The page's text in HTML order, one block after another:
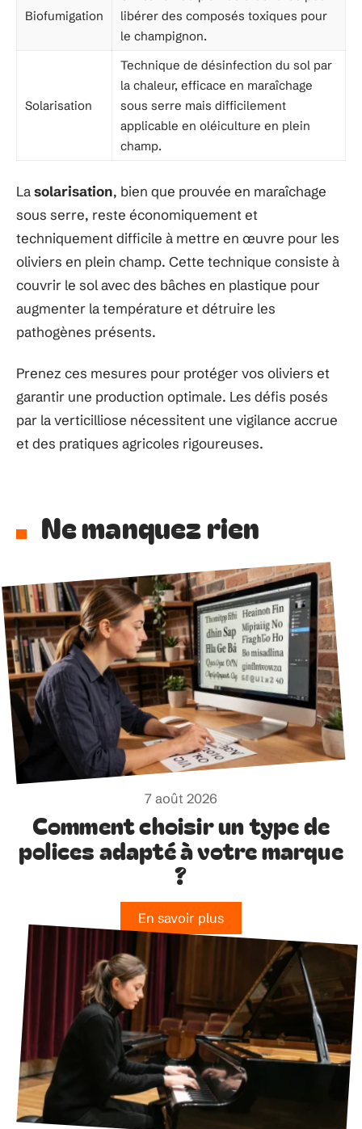
Biofumigation
libérer des composés toxiques pour
le champignon.
Solarisation
Technique de désinfection du sol par
la chaleur, efficace en maraîchage
sous serre mais difficilement
applicable en oléiculture en plein
champ.
Lasolarisation, bien que prouvée en maraîchage
sous serre, reste économiquement et
techniquement difficile à mettre en œuvre pour les
oliviers en plein champ. Cette technique consiste à
couvrir le sol avec des bâches en plastique pour
augmenter la température et détruire les
pathogènes présents.
Prenez ces mesures pour protéger vos oliviers et
garantir une production optimale. Les défis posés
par la verticilliose nécessitent une vigilance accrue
et des pratiques agricoles rigoureuses.
Ne manquez rien
7 août 2026
Comment choisir un type de
polices adapté à votre marque
?
En savoir plus